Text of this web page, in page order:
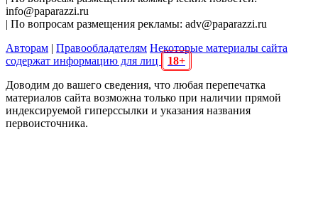
info@paparazzi.ru
| По вопросам размещения рекламы: adv@paparazzi.ru
Авторам | Правообладателям Некоторые материалы сайта
содержат информацию для лиц
18+
Доводим до вашего сведения, что любая перепечатка
материалов сайта возможна только при наличии прямой
индексируемой гиперссылки и указания названия
первоисточника.